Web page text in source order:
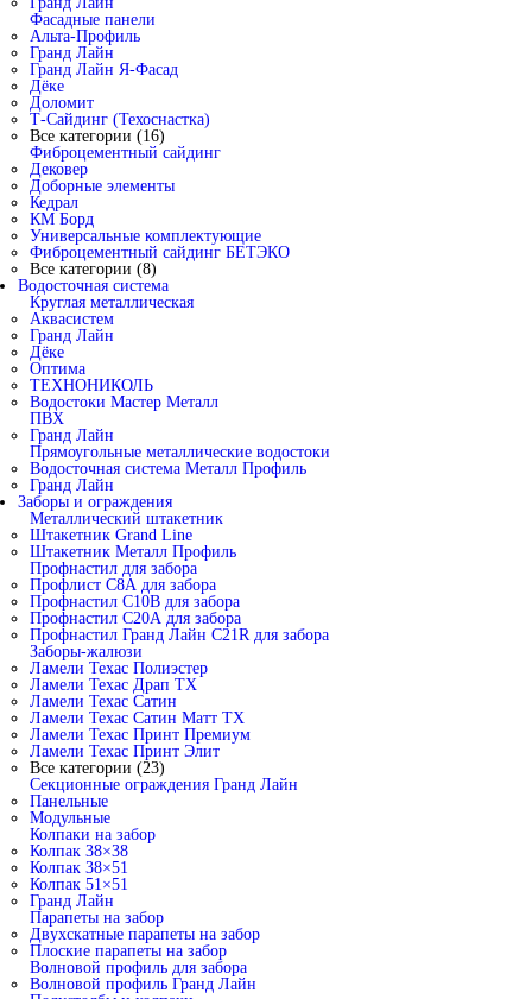
Фасадные панели
Альта-Профиль
Гранд Лайн
Гранд Лайн Я-Фасад
Дёке
Доломит
Т-Сайдинг (Техоснастка)
Все категории (16)
Фиброцементный сайдинг
Дековер
Доборные элементы
Кедрал
КМ Борд
Универсальные комплектующие
Фиброцементный сайдинг БЕТЭКО
Все категории (8)
Водосточная система
Круглая металлическая
Аквасистем
Гранд Лайн
Дёке
Оптима
ТЕХНОНИКОЛЬ
Водостоки Мастер Металл
ПВХ
Гранд Лайн
Прямоугольные металлические водостоки
Водосточная система Металл Профиль
Гранд Лайн
Заборы и ограждения
Металлический штакетник
Штакетник Grand Line
Штакетник Металл Профиль
Профнастил для забора
Профлист С8А для забора
Профнастил С10В для забора
Профнастил С20А для забора
Профнастил Гранд Лайн С21R для забора
Заборы-жалюзи
Ламели Техас Полиэстер
Ламели Техас Драп ТХ
Ламели Техас Сатин
Ламели Техас Сатин Матт ТХ
Ламели Техас Принт Премиум
Ламели Техас Принт Элит
Все категории (23)
Секционные ограждения Гранд Лайн
Панельные
Модульные
Колпаки на забор
Колпак 38×38
Колпак 38×51
Колпак 51×51
Гранд Лайн
Парапеты на забор
Двухскатные парапеты на забор
Плоские парапеты на забор
Волновой профиль для забора
Волновой профиль Гранд Лайн